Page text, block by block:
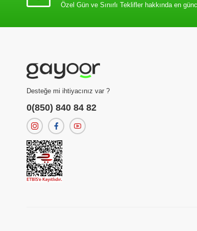
Özel Gün ve Sınırlı Teklifler hakkında en
Desteğe mi ihtiyacınız var ?
0(850) 840 84 82